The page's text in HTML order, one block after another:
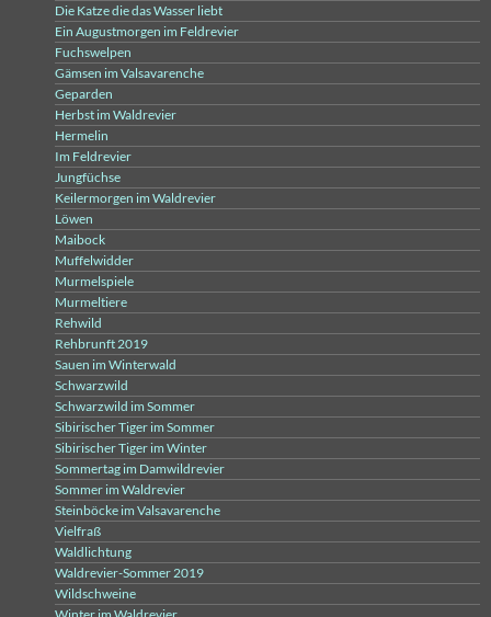
Die Katze die das Wasser liebt
Ein Augustmorgen im Feldrevier
Fuchswelpen
Gämsen im Valsavarenche
Geparden
Herbst im Waldrevier
Hermelin
Im Feldrevier
Jungfüchse
Keilermorgen im Waldrevier
Löwen
Maibock
Muffelwidder
Murmelspiele
Murmeltiere
Rehwild
Rehbrunft 2019
Sauen im Winterwald
Schwarzwild
Schwarzwild im Sommer
Sibirischer Tiger im Sommer
Sibirischer Tiger im Winter
Sommertag im Damwildrevier
Sommer im Waldrevier
Steinböcke im Valsavarenche
Vielfraß
Waldlichtung
Waldrevier-Sommer 2019
Wildschweine